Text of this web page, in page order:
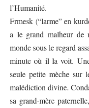
l’Humanité.
Frmesk (“larme” en
a le grand malheur
monde sous le regard
minute où il la voit.
seule petite mèche sur
malédiction divine.
sa grand-mère